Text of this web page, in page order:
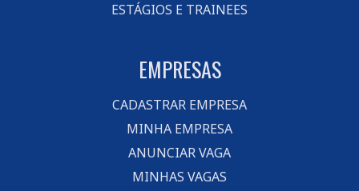
ESTÁGIOS E TRAINEES
EMPRESAS
CADASTRAR EMPRESA
MINHA EMPRESA
ANUNCIAR VAGA
MINHAS VAGAS